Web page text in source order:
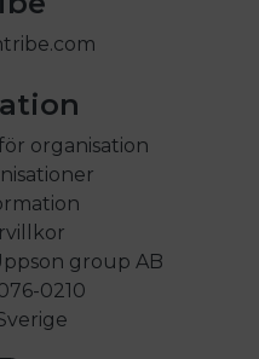
organisation
group AB
0210